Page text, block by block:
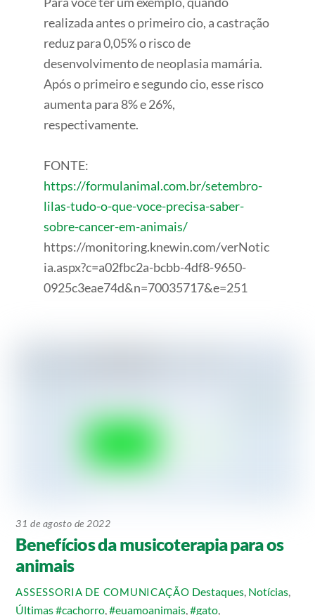
realizada antes o primeiro cio, a castração
reduz para 0,05% o risco de
desenvolvimento de neoplasia mamária.
Após o primeiro e segundo cio, esse risco
aumenta para 8% e 26%,
respectivamente.
FONTE:
https://formulanimal.com.br/setembro-
lilas-tudo-o-que-voce-precisa-saber-
sobre-cancer-em-animais/
https://monitoring.knewin.com/verNotic
ia.aspx?c=a02fbc2a-bcbb-4df8-9650-
0925c3eae74d&n=70035717&e=251
31 de agosto de 2022
Benefícios da musicoterapia para os
animais
ASSESSORIA DE COMUNICAÇÃO Destaques, Notícias,
Últimas#cachorro ,#euamoanimais ,#gato